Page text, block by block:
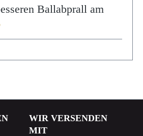
Ballabprall am
WIR VERSENDEN
MIT